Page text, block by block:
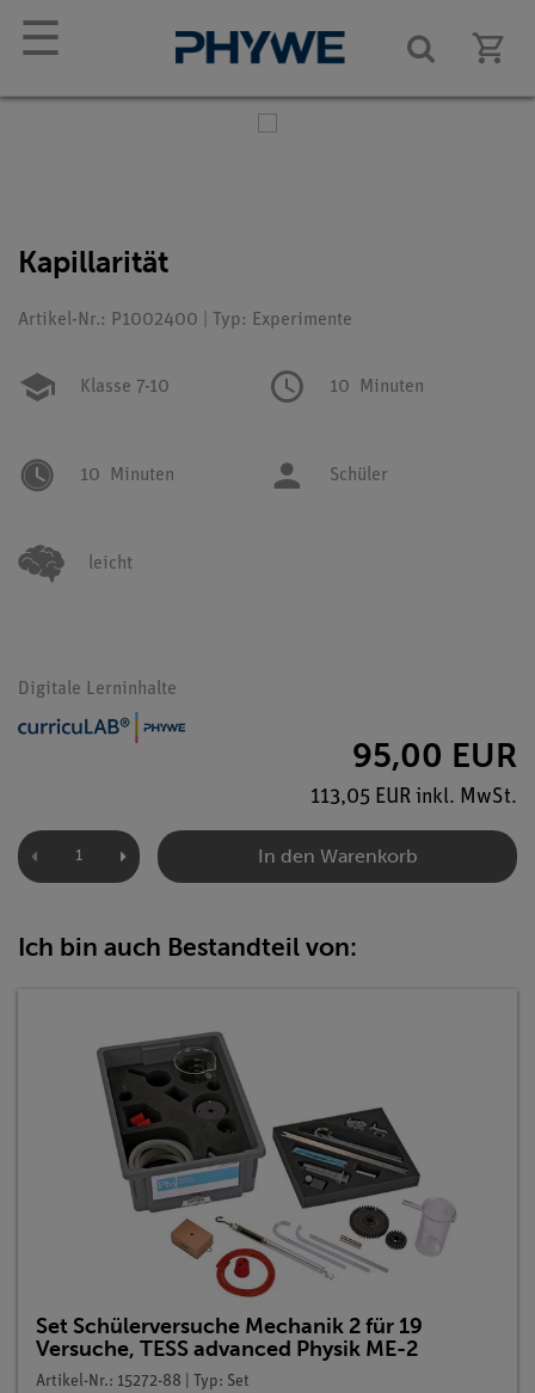
☰
Kapillarität
Artikel-Nr.: P1002400 | Typ: Experimente
Klasse 7-10 10 Minuten
10 Minuten Schüler
leicht
Digitale Lerninhalte
95,00 EUR
113,05 EUR inkl. MwSt.
In den Warenkorb
Ich bin auch Bestandteil von:
Set Schülerversuche Mechanik 2 für 19
Versuche, TESS advanced Physik ME-2
Artikel-Nr.: 15272-88 | Typ: Set